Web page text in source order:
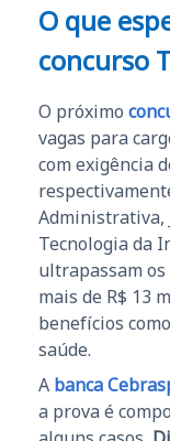
O que
concurso
O próximo
vagas para
com exigência
Administrativa,
Tecnologia da
ultrapassam os
mais de R$ 13
benefícios
saúde.
A banca
a prova é